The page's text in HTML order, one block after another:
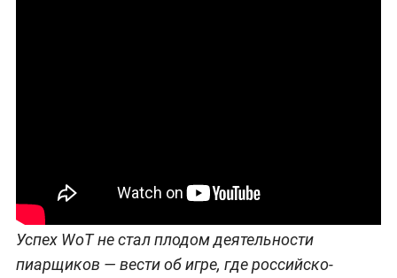
Успех WoT не стал плодом деятельности
пиарщиков — вести об игре, где российско-